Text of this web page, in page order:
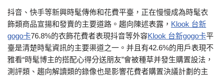
抖音、快手等新興時髦傳佈和花費平臺，正在慢慢成為時髦衣
飾類商品宣揚和發賣的主要道路。趨向陳述表露， Klook 台新
gogo卡76.8%的衣飾花費者表現抖音等外容Klook 台新gogo卡平
臺是清楚時髦資訊的主要渠道之一。并且有42.6%的用戶表現不
雅看“時髦博主的搭配心得分送朋友”會被種草并發生購置設法，
測評類、趨向解讀類的錄像也是影響花費者購置決議計劃的主